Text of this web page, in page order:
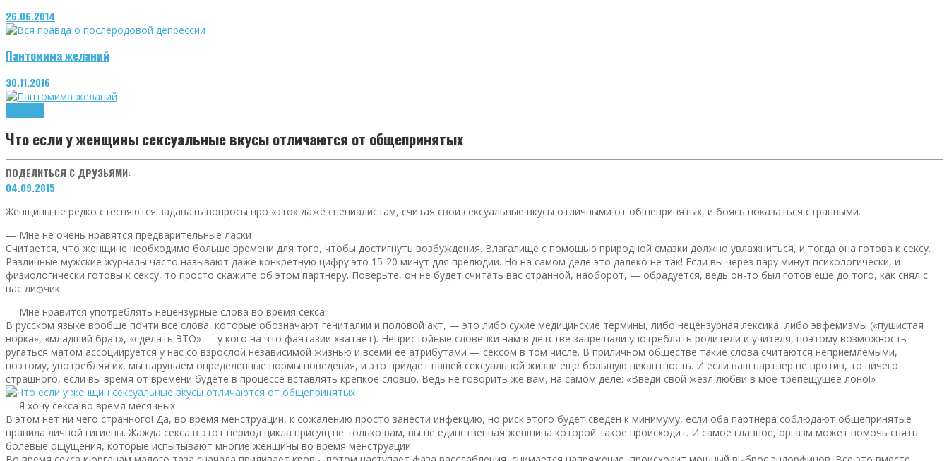
26.06.2014
Пантомима желаний
30.11.2016
Что если у женщины сексуальные вкусы отличаются от общепринятых
ПОДЕЛИТЬСЯ С ДРУЗЬЯМИ:
04.09.2015
Женщины не редко стесняются задавать вопросы про «это» даже специалистам, считая свои сексуальные вкусы отличными от общепринятых, и боясь показаться странными.
— Мне не очень нравятся предварительные ласки
Считается, что женщине необходимо больше времени для того, чтобы достигнуть возбуждения. Влагалище с помощью природной смазки должно увлажниться, и тогда она готова к сексу.
Различные мужские журналы часто называют даже конкретную цифру это 15-20 минут для прелюдии. Но на самом деле это далеко не так! Если вы через пару минут психологически, и
физиологически готовы к сексу, то просто скажите об этом партнеру. Поверьте, он не будет считать вас странной, наоборот, — обрадуется, ведь он-то был готов еще до того, как снял с
вас лифчик.
— Мне нравится употреблять нецензурные слова во время секса
В русском языке вообще почти все слова, которые обозначают гениталии и половой акт, — это либо сухие медицинские термины, либо нецензурная лексика, либо эвфемизмы («пушистая
норка», «младший брат», «сделать ЭТО» — у кого на что фантазии хватает). Непристойные словечки нам в детстве запрещали употреблять родители и учителя, поэтому возможность
ругаться матом ассоциируется у нас со взрослой независимой жизнью и всеми ее атрибутами — сексом в том числе. В приличном обществе такие слова считаются неприемлемыми,
поэтому, употребляя их, мы нарушаем определенные нормы поведения, и это придает нашей сексуальной жизни еще большую пикантность. И если ваш партнер не против, то ничего
страшного, если вы время от времени будете в процессе вставлять крепкое словцо. Ведь не говорить же вам, на самом деле: «Введи свой жезл любви в мое трепещущее лоно!»
— Я хочу секса во время месячных
В этом нет ни чего странного! Да, во время менструации, к сожалению просто занести инфекцию, но риск этого будет сведен к минимуму, если оба партнера соблюдают общепринятые
правила личной гигиены. Жажда секса в этот период цикла присущ не только вам, вы не единственная женщина которой такое происходит. И самое главное, оргазм может помочь снять
болевые ощущения, которые испытывают многие женщины во время менструации.